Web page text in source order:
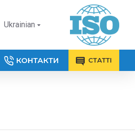
Ukrainian
КОНТАКТИ СТАТТІ